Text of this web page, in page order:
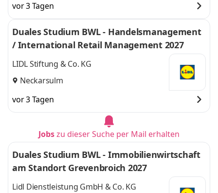
vor 3 Tagen
Duales Studium BWL - Handelsmanagement
/ International Retail Management 2027
LIDL Stiftung & Co. KG
Neckarsulm
vor 3 Tagen
Jobszu dieser Suche per Mail erhalten
Duales Studium BWL - Immobilienwirtschaft
am Standort Grevenbroich 2027
Lidl Dienstleistung GmbH & Co. KG